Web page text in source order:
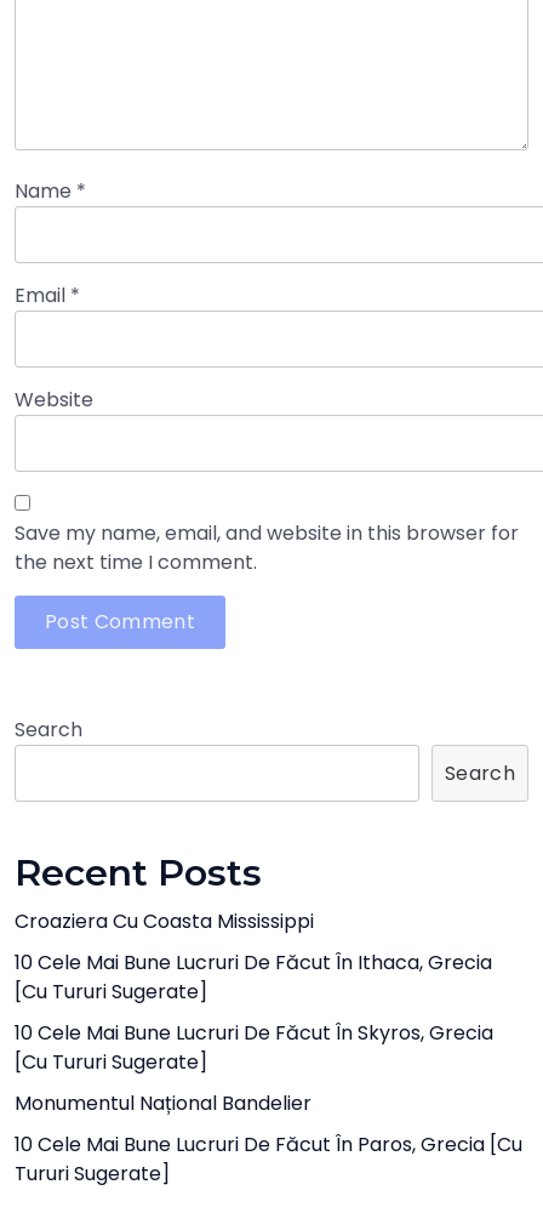
Name *
Email *
Website
Save my name, email, and website in this browser for
the next time I comment.
Search
Search
Recent Posts
Croaziera Cu Coasta Mississippi
10 Cele Mai Bune Lucruri De Făcut În Ithaca, Grecia
[cu Tururi Sugerate]
10 Cele Mai Bune Lucruri De Făcut În Skyros, Grecia
[cu Tururi Sugerate]
Monumentul Național Bandelier
10 Cele Mai Bune Lucruri De Făcut În Paros, Grecia [cu
Tururi Sugerate]